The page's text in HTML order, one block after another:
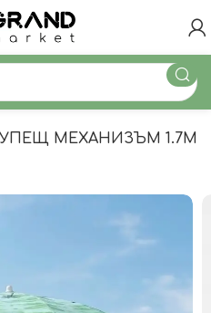
МЕХАНИЗЪМ 1.7М